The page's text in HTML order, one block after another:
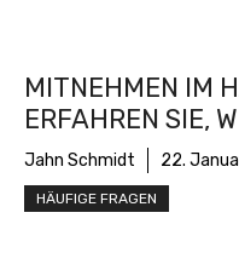
MITNEHMEN IM
ERFAHREN SIE,
Jahn Schmidt 22.
HÄUFIGE FRAGEN